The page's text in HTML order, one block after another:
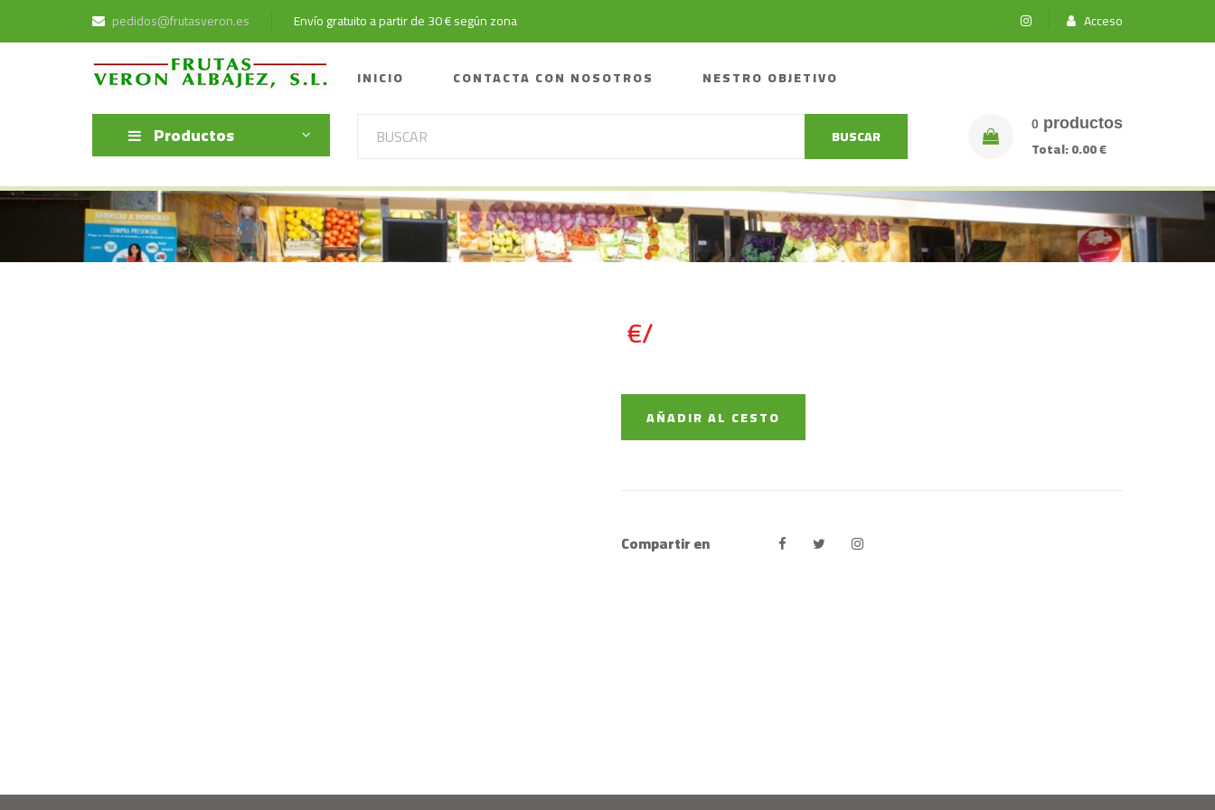
pedidos@frutasveron.es Envío gratuito a partir de 30 € según zona Acceso
INICIO CONTACTA CON NOSOTROS NESTRO OBJETIVO
Productos BUSCAR
0 productos
Total:0.00 €
€/
AÑADIR AL CESTO
Compartir en